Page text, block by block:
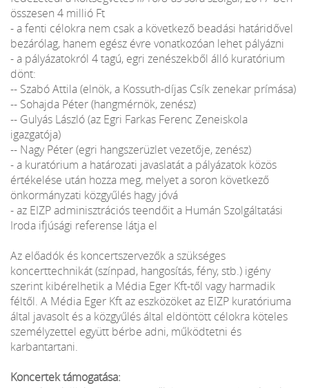
összesen 4 millió Ft
- a fenti célokra nem csak a következő beadási határidővel
bezárólag, hanem egész évre vonatkozóan lehet pályázni
- a pályázatokról 4 tagú, egri zenészekből álló kuratórium
dönt:
-- Szabó Attila (elnök, a Kossuth-díjas Csík zenekar prímása)
-- Sohajda Péter (hangmérnök, zenész)
-- Gulyás László (az Egri Farkas Ferenc Zeneiskola
igazgatója)
-- Nagy Péter (egri hangszerüzlet vezetője, zenész)
- a kuratórium a határozati javaslatát a pályázatok közös
értékelése után hozza meg, melyet a soron következő
önkormányzati közgyűlés hagy jóvá
- az EIZP adminisztrációs teendőit a Humán Szolgáltatási
Iroda ifjúsági referense látja el
Az előadók és koncertszervezők a szükséges
koncerttechnikát (színpad, hangosítás, fény, stb.) igény
szerint kibérelhetik a Média Eger Kft-től vagy harmadik
féltől. A Média Eger Kft az eszközöket az EIZP kuratóriuma
által javasolt és a közgyűlés által eldöntött célokra köteles
személyzettel együtt bérbe adni, működtetni és
karbantartani.
Koncertek támogatása: